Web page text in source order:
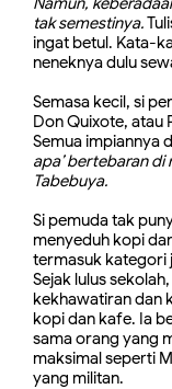
tak semestinya.
ingat betul. Kata-
neneknya dulu
Semasa kecil, si
Don Quixote, atau
Semua impiannya
apa’ bertebaran
Tabebuya.
Si pemuda tak
menyeduh kopi
termasuk kategori
Sejak lulus
kekhawatiran dan
kopi dan kafe. Ia
sama orang yang
maksimal seperti
yang militan.